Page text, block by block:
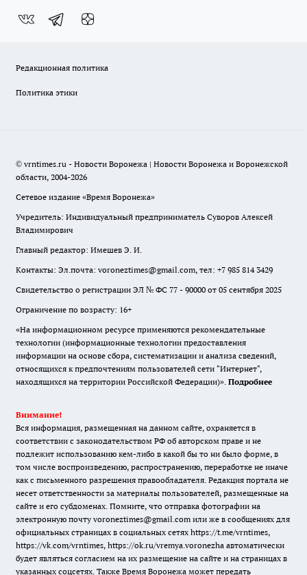
Редакционная политика
Политика этики
© vrntimes.ru - Новости Воронежа | Новости Воронежа и Воронежской
области, 2004-2026
Сетевое издание «Время Воронежа»
Учредитель: Индивидуальный предприниматель Суворов Алексей
Владимирович
Главный редактор: Имешев Э. И.
Контакты: Эл.почта: voroneztimes@gmail.com, тел: +7 985 814 3429
Свидетельство о регистрации ЭЛ № ФС 77 - 90000 от 05 сентября 2025
Ограничение по возрасту: 16+
«На информационном ресурсе применяются рекомендательные
технологии (информационные технологии предоставления
информации на основе сбора, систематизации и анализа сведений,
относящихся к предпочтениям пользователей сети "Интернет",
находящихся на территории Российской Федерации)». Подробнее
Внимание!
Вся информация, размещенная на данном сайте, охраняется в
соответствии с законодательством РФ об авторском праве и не
подлежит использованию кем-либо в какой бы то ни было форме, в
том числе воспроизведению, распространению, переработке не иначе
как с письменного разрешения правообладателя. Редакция портала не
несет ответственности за материалы пользователей, размещенные на
сайте и его субдоменах. Помните, что отправка фотографии на
электронную почту voroneztimes@gmail.com или же в сообщениях для
официальных страницах в социальных сетях https://t.me/vrntimes,
https://vk.com/vrntimes, https://ok.ru/vremya.voronezha автоматически
будет являться согласием на их размещение на сайте и на страницах в
указанных соцсетях. Также Время Воронежа может передать